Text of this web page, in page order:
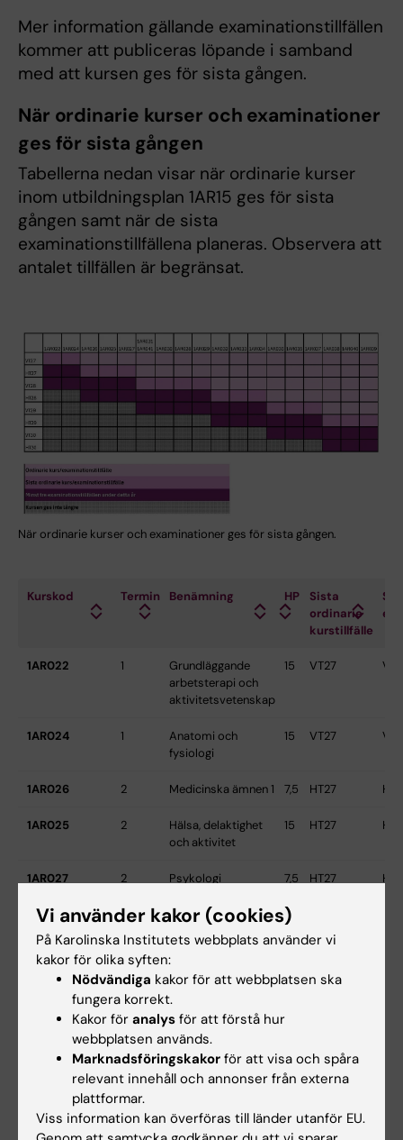
Mer information gällande examinationstillfällen
kommer att publiceras löpande i samband
med att kursen ges för sista gången.
När ordinarie kurser och examinationer
ges för sista gången
Tabellerna nedan visar när ordinarie kurser
inom utbildningsplan 1AR15 ges för sista
gången samt när de sista
examinationstillfällena planeras. Observera att
antalet tillfällen är begränsat.
När ordinarie kurser och examinationer ges för sista gången.
Kurskod Termin Benämning HP
Sista
ordinarie
kurstillfälle
1AR022 1
Grundläggande
arbetsterapi och
aktivitetsvetenskap
15 VT27
1AR024 1
Anatomi och
fysiologi
15 VT27
1AR026 2 Medicinska ämnen 1 7,5 HT27
1AR025 2
Hälsa, delaktighet
och aktivitet
15 HT27
1AR027 2 Psykologi 7,5 HT27
1AR041/1AR031 3
Medicinska ämnen
7,5
1AR030 3 Pedagogik
3
Kreativitet och
aktivitet
1AR029 3
Mångfald, social
inklusion och hälsa
5 VT28
1AR032 4
Arbetsterapi 1 -
Bedömning mål och
HT28
Vi använder kakor (cookies)
På Karolinska Institutets webbplats använder vi
kakor för olika syften:
Nödvändiga kakor för att webbplatsen ska
fungera korrekt.
Kakor för analys för att förstå hur
webbplatsen används.
Marknadsföringskakor för att visa och spåra
relevant innehåll och annonser från externa
plattformar.
Viss information kan överföras till länder utanför EU.